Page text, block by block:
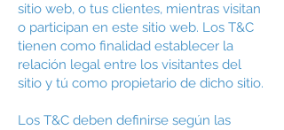
sitio web, o tus clientes, mientras visitan
o participan en este sitio web. Los T&C
tienen como finalidad establecer la
relación legal entre los visitantes del
sitio y tú como propietario de dicho sitio.
Los T&C deben definirse según las